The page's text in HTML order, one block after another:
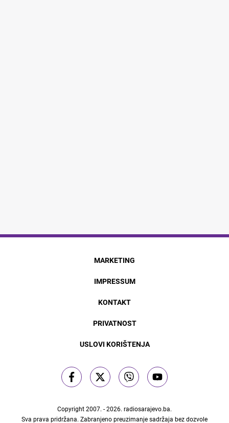
MARKETING
IMPRESSUM
KONTAKT
PRIVATNOST
USLOVI KORIŠTENJA
Copyright 2007. - 2026. radiosarajevo.ba.
Sva prava pridržana. Zabranjeno preuzimanje sadržaja bez dozvole